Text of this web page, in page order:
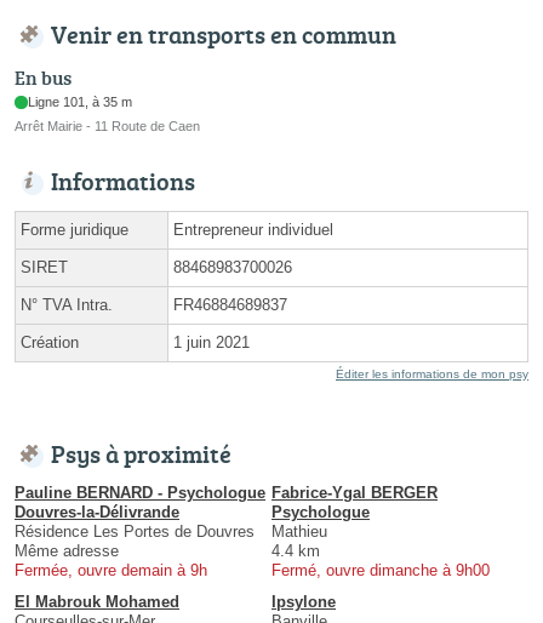
Venir en transports en commun
En bus
Ligne 101, à 35 m
Arrêt Mairie - 11 Route de Caen
Informations
Forme juridique Entrepreneur individuel
SIRET 88468983700026
N° TVA Intra. FR46884689837
Création 1 juin 2021
Éditer les informations de mon psy
Psys à proximité
Pauline BERNARD - Psychologue
Douvres-la-Délivrande
Résidence Les Portes de Douvres
Même adresse
Fermée, ouvre demain à 9h
Fabrice-Ygal BERGER
Psychologue
Mathieu
4.4 km
Fermé, ouvre dimanche à 9h00
El Mabrouk Mohamed
Ipsylone